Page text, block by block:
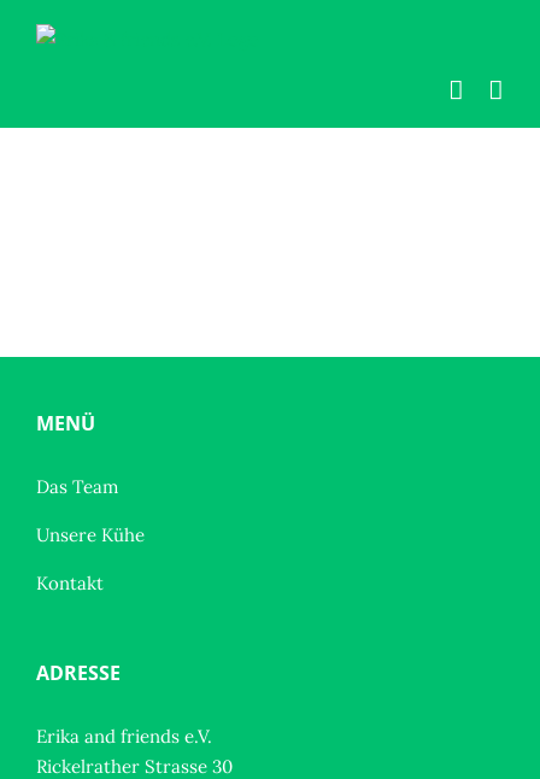
Inhalt
MENÜ
Das Team
Unsere Kühe
Kontakt
ADRESSE
Erika and friends e.V.
Rickelrather Strasse 30